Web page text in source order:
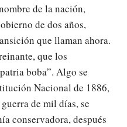
de la nación,
de dos años,
que llaman ahora.
que los
boba”. Algo se
Nacional de 1886,
de mil días, se
conservadora, después